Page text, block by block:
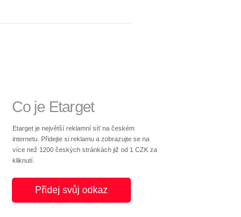
Co je Etarget
Etarget je největší reklamní síť na českém
internetu. Přidejte si reklamu a zobrazujte se na
více než 1200 českých stránkách již od 1 CZK za
kliknutí.
Přidej svůj odkaz